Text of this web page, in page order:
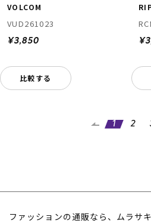
VOLCOM
VUD261023
¥3,850
比較する
1 2
ファッションの通販なら、ムラサ